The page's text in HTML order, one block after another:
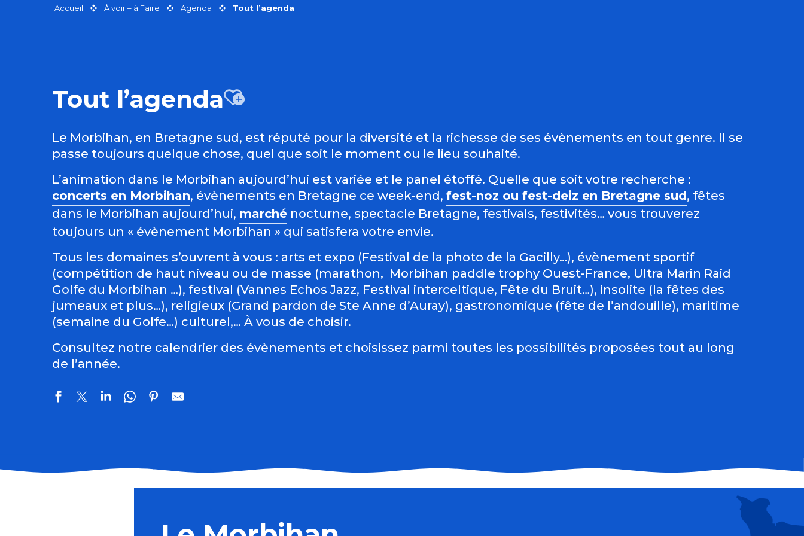
Accueil À voir – à Faire Agenda Tout l’agenda
Tout l’agendaAjouter aux favoris
Le Morbihan, en Bretagne sud, est réputé pour la diversité et la richesse de ses évènements en tout genre. Il se
passe toujours quelque chose, quel que soit le moment ou le lieu souhaité.
L’animation dans le Morbihan aujourd’hui est variée et le panel étoffé. Quelle que soit votre recherche :
concerts en Morbihan, évènements en Bretagne ce week-end, fest-noz ou fest-deiz en Bretagne sud, fêtes
dans le Morbihan aujourd’hui, marché nocturne, spectacle Bretagne, festivals, festivités… vous trouverez
toujours un « évènement Morbihan » qui satisfera votre envie.
Tous les domaines s’ouvrent à vous : arts et expo (Festival de la photo de la Gacilly…), évènement sportif
(compétition de haut niveau ou de masse (marathon, Morbihan paddle trophy Ouest-France, Ultra Marin Raid
Golfe du Morbihan …), festival (Vannes Echos Jazz, Festival interceltique, Fête du Bruit…), insolite (la fêtes des
jumeaux et plus…), religieux (Grand pardon de Ste Anne d’Auray), gastronomique (fête de l’andouille), maritime
(semaine du Golfe…) culturel,… À vous de choisir.
Consultez notre calendrier des évènements et choisissez parmi toutes les possibilités proposées tout au long
de l’année.
Importance de l’IA dans les conflits du 21e siècle